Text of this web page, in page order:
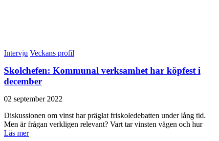
Intervju Veckans profil
Skolchefen: Kommunal verksamhet har köpfest i
december
02 september 2022
Diskussionen om vinst har präglat friskoledebatten under lång tid.
Men är frågan verkligen relevant? Vart tar vinsten vägen och hur
Läs mer